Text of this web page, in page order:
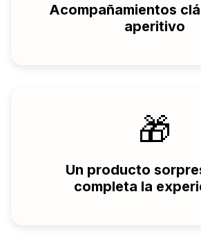
Acompañamientos
aperitivo
🎁
Un producto
completa la